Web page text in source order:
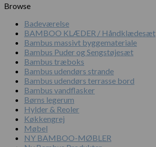
Browse
Badeværelse
BAMBOO KLÆDER / Håndklædesæt
Bambus massivt byggemateriale
Bambus Puder og Sengstøjesæt
Bambus træboks
Bambus udendørs strande
Bambus udendørs terrasse bord
Bambus vandflasker
Børns legerum
Hylder & Reoler
Køkkengrej
Møbel
NY BAMBOO-MØBLER